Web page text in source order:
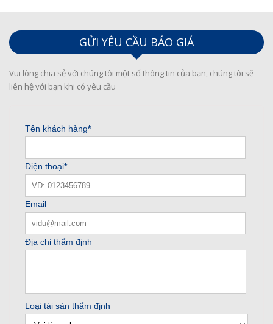
GỬI YÊU CẦU BÁO GIÁ
Vui lòng chia sẻ với chúng tôi một số thông tin của bạn, chúng tôi sẽ
liên hệ với bạn khi có yêu cầu